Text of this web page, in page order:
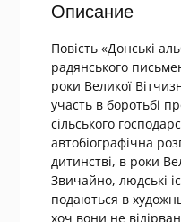
Описание
Повість «Донські
радянського
роки Великої
участь в боротьбі
сільського
автобіографічна
дитинстві, в роки
Звичайно, людські
подаються в
хоч вони не